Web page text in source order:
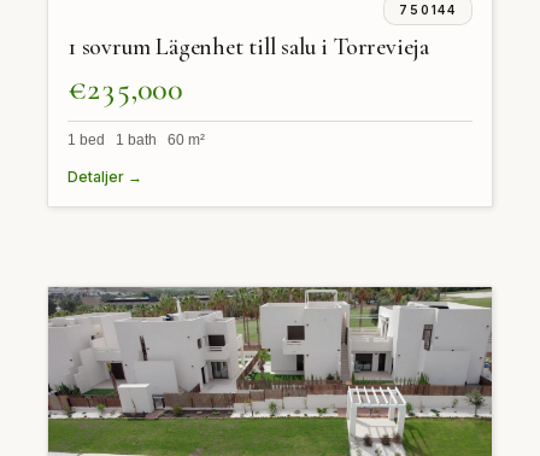
750144
1 sovrum Lägenhet till salu i Torrevieja
€235,000
1 bed 1 bath 60 m²
Detaljer →